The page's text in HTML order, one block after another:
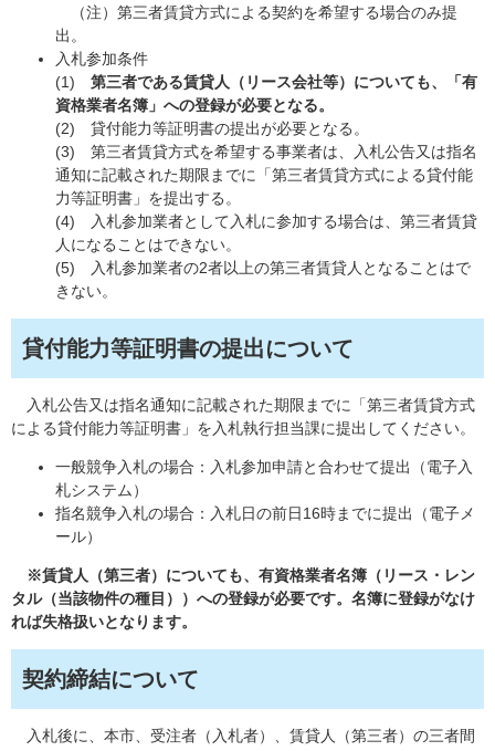
（注）第三者賃貸方式による契約を希望する場合のみ提
出。
入札参加条件
(1) 第三者である賃貸人（リース会社等）についても、「有
資格業者名簿」への登録が必要となる。
(2) 貸付能力等証明書の提出が必要となる。
(3) 第三者賃貸方式を希望する事業者は、入札公告又は指名
通知に記載された期限までに「第三者賃貸方式による貸付能
力等証明書」を提出する。
(4) 入札参加業者として入札に参加する場合は、第三者賃貸
人になることはできない。
(5) 入札参加業者の2者以上の第三者賃貸人となることはで
きない。​
貸付能力等証明書の提出について
入札公告又は指名通知に記載された期限までに「第三者賃貸方式
による貸付能力等証明書」を入札執行担当課に提出してください。
一般競争入札の場合：入札参加申請と合わせて提出（電子入
札システム）
指名競争入札の場合：入札日の前日16時までに提出（電子メ
ール）
※賃貸人（第三者）についても、有資格業者名簿（リース・レン
タル（当該物件の種目））への登録が必要です。名簿に登録がなけ
れば失格扱いとなります。
​契約締結について
入札後に、本市、受注者（入札者）、賃貸人（第三者）の三者間